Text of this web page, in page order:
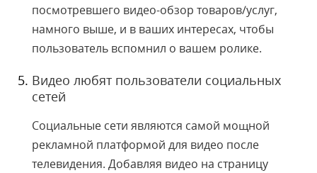
посмотревшего видео-обзор товаров/услуг,
намного выше, и в ваших интересах, чтобы
пользователь вспомнил о вашем ролике.
Видео любят пользователи социальных
сетей
Социальные сети являются самой мощной
рекламной платформой для видео после
телевидения. Добавляя видео на страницу